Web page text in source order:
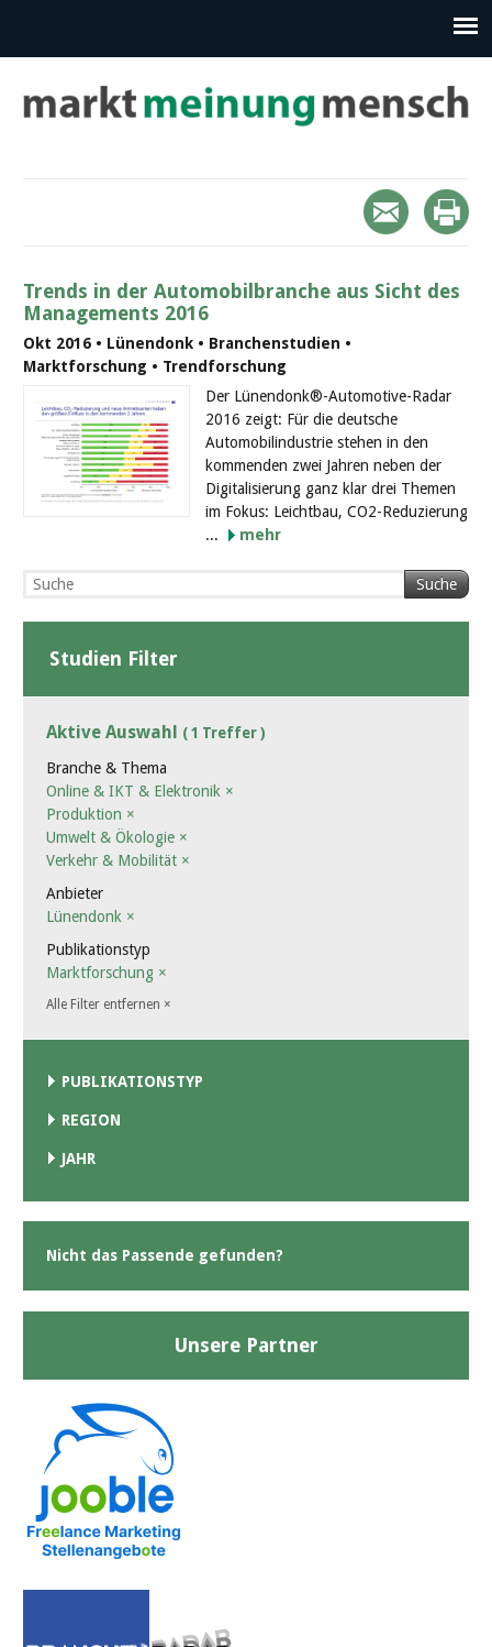
Trends in der Automobilbranche aus Sicht des
Managements 2016
Okt 2016 • Lünendonk • Branchenstudien •
Marktforschung • Trendforschung
Der Lünendonk®-Automotive-Radar
2016 zeigt: Für die deutsche
Automobilindustrie stehen in den
kommenden zwei Jahren neben der
Digitalisierung ganz klar drei Themen
im Fokus: Leichtbau, CO2-Reduzierung
...
mehr
Suche
Studien Filter
Aktive Auswahl ( 1 Treffer )
Branche & Thema
Online & IKT & Elektronik ×
Produktion ×
Umwelt & Ökologie ×
Verkehr & Mobilität ×
Anbieter
Lünendonk ×
Publikationstyp
Marktforschung ×
Alle Filter entfernen ×
PUBLIKATIONSTYP
REGION
JAHR
Nicht das Passende gefunden?
Unsere Partner